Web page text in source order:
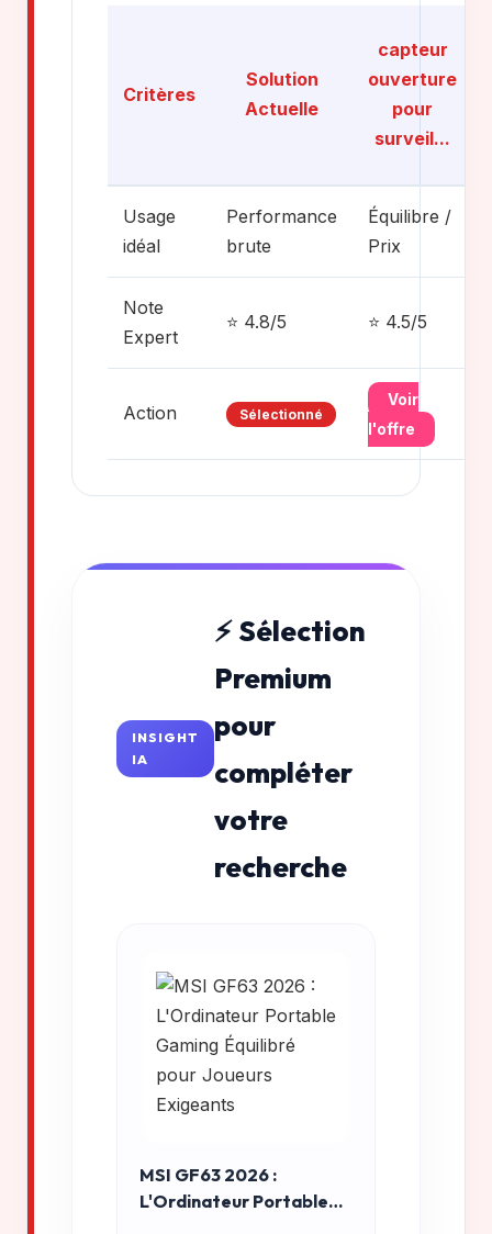
Critères
Solution
Actuelle
capteur
ouverture
pour
surveil...
Usage
idéal
Performance
brute
Équilibre /
Prix
Note
Expert
⭐ 4.8/5 ⭐ 4.5/5
Action Sélectionné
Voir
l'offre
INSIGHT
IA
⚡ Sélection
Premium
pour
compléter
votre
recherche
MSI GF63 2026 :
L'Ordinateur Portable